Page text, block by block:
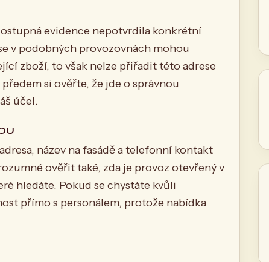
evidence nepotvrdila konkrétní
v podobných provozovnách mohou
zboží, to však nelze přiřadit této adrese
si ověřte, že jde o správnou
účel.
název na fasádě a telefonní kontakt
ověřit také, zda je provoz otevřený v
hledáte. Pokud se chystáte kvůli
přímo s personálem, protože nabídka